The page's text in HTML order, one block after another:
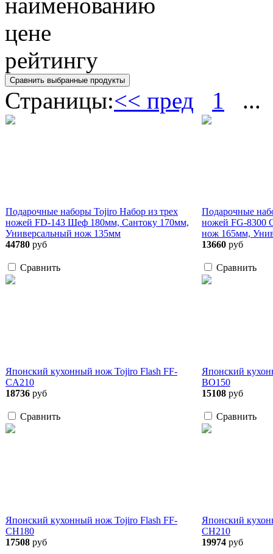
наименованию
цене
рейтингу
Страницы:<< пред 1 ...
Подарочные наборы Tojiro Набор из трех
ножей FD-143 Шеф 180мм, Сантоку 170мм,
Универсальный нож 135мм
44780 руб
Сравнить
Подарочные
ножей FG-8300
нож 165мм,
13660 руб
Сравнить
Японский кухонный нож Tojiro Flash FF-
CA210
18736 руб
Сравнить
Японский
BO150
15108 руб
Сравнить
Японский кухонный нож Tojiro Flash FF-
CH180
17508 руб
Японский
CH210
19974 руб